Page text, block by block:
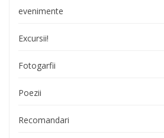
evenimente
Excursii!
Fotogarfii
Poezii
Recomandari